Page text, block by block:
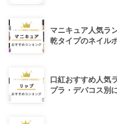
マニキュア人気ラ
乾タイプのネイル
口紅おすすめ人気
プラ・デパコス別